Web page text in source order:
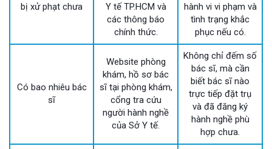
bị xử phạt chưa
Y tế TP.HCM và
các thông báo
chính thức.
hành vi vi phạm và
tình trạng khắc
phục nếu có.
Có bao nhiêu bác
sĩ
Website phòng
khám, hồ sơ bác
sĩ tại phòng khám,
cổng tra cứu
người hành nghề
của Sở Y tế.
Không chỉ đếm số
bác sĩ, mà cần
biết bác sĩ nào
trực tiếp đặt trụ
và đã đăng ký
hành nghề phù
hợp chưa.